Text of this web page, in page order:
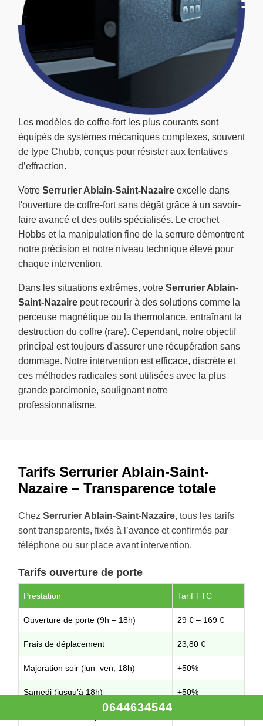
Les modèles de coffre-fort les plus courants sont
équipés de systèmes mécaniques complexes, souvent
de type Chubb, conçus pour résister aux tentatives
d’effraction.
Votre Serrurier Ablain-Saint-Nazaire excelle dans
l'ouverture de coffre-fort sans dégât grâce à un savoir-
faire avancé et des outils spécialisés. Le crochet
Hobbs et la manipulation fine de la serrure démontrent
notre précision et notre niveau technique élevé pour
chaque intervention.
Dans les situations extrêmes, votre Serrurier Ablain-
Saint-Nazaire peut recourir à des solutions comme la
perceuse magnétique ou la thermolance, entraînant la
destruction du coffre (rare). Cependant, notre objectif
principal est toujours d'assurer une récupération sans
dommage. Notre intervention est efficace, discrète et
ces méthodes radicales sont utilisées avec la plus
grande parcimonie, soulignant notre
professionnalisme.
Tarifs Serrurier Ablain-Saint-
Nazaire – Transparence totale
Chez Serrurier Ablain-Saint-Nazaire, tous les tarifs
sont transparents, fixés à l’avance et confirmés par
téléphone ou sur place avant intervention.
Tarifs ouverture de porte
Prestation Tarif TTC
Ouverture de porte (9h – 18h) 29 € – 169 €
Frais de déplacement 23,80 €
Majoration soir (lun–ven, 18h) +50%
Samedi (jusqu’à 18h) +50%
0644634544